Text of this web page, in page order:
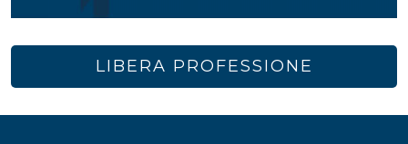
LIBERA PROFESSIONE